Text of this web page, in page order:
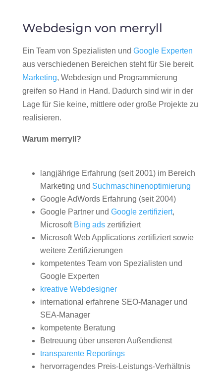
Webdesign von merryll
Ein Team von Spezialisten und Google Experten
aus verschiedenen Bereichen steht für Sie bereit.
Marketing, Webdesign und Programmierung
greifen so Hand in Hand. Dadurch sind wir in der
Lage für Sie keine, mittlere oder große Projekte zu
realisieren.
Warum merryll?
langjährige Erfahrung (seit 2001) im Bereich
Marketing und Suchmaschinenoptimierung
Google AdWords Erfahrung (seit 2004)
Google Partner und Google zertifiziert,
Microsoft Bing adszertifiziert
Microsoft Web Applications zertifiziert sowie
weitere Zertifizierungen
kompetentes Team von Spezialisten und
Google Experten
kreative Webdesigner
international erfahrene SEO-Manager und
SEA-Manager
kompetente Beratung
Betreuung über unseren Außendienst
transparente Reportings
hervorragendes Preis-Leistungs-Verhältnis